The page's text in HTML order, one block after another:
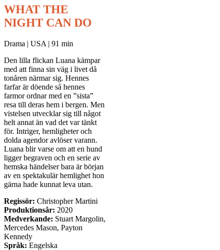
WHAT THE
NIGHT CAN DO
Drama | USA | 91 min
Den lilla flickan Luana kämpar
med att finna sin väg i livet då
tonåren närmar sig. Hennes
farfar är döende så hennes
farmor ordnar med en ”sista”
resa till deras hem i bergen. Men
vistelsen utvecklar sig till något
helt annat än vad det var tänkt
för. Intriger, hemligheter och
dolda agendor avlöser varann.
Luana blir varse om att en hund
ligger begraven och en serie av
hemska händelser bara är början
av en spektakulär hemlighet hon
gärna hade kunnat leva utan.
Regissör: Christopher Martini
Produktionsår: 2020
Medverkande: Stuart Margolin,
Mercedes Mason, Payton
Kennedy
Språk: Engelska